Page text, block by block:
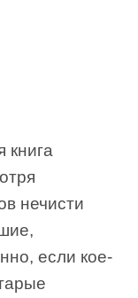
книга
нечисти
если кое-